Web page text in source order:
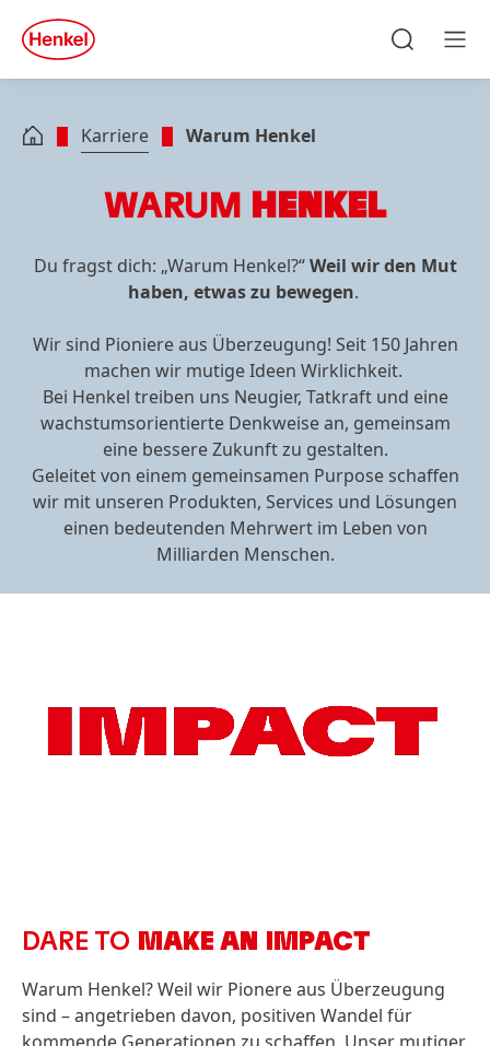
Zu Footer springen
quick
search
Karriere Warum Henkel
WARUM HENKEL
Du fragst dich: „Warum Henkel?“Weil wir den Mut
haben, etwas zu bewegen.
Wir sind Pioniere aus Überzeugung! Seit 150 Jahren
machen wir mutige Ideen Wirklichkeit.
Bei Henkel treiben uns Neugier, Tatkraft und eine
wachstumsorientierte Denkweise an, gemeinsam
eine bessere Zukunft zu gestalten.
Geleitet von einem gemeinsamen Purpose schaffen
wir mit unseren Produkten, Services und Lösungen
einen bedeutenden Mehrwert im Leben von
Milliarden Menschen.
DARE TO MAKE AN IMPACT
Warum Henkel? Weil wir Pionere aus Überzeugung
sind – angetrieben davon, positiven Wandel für